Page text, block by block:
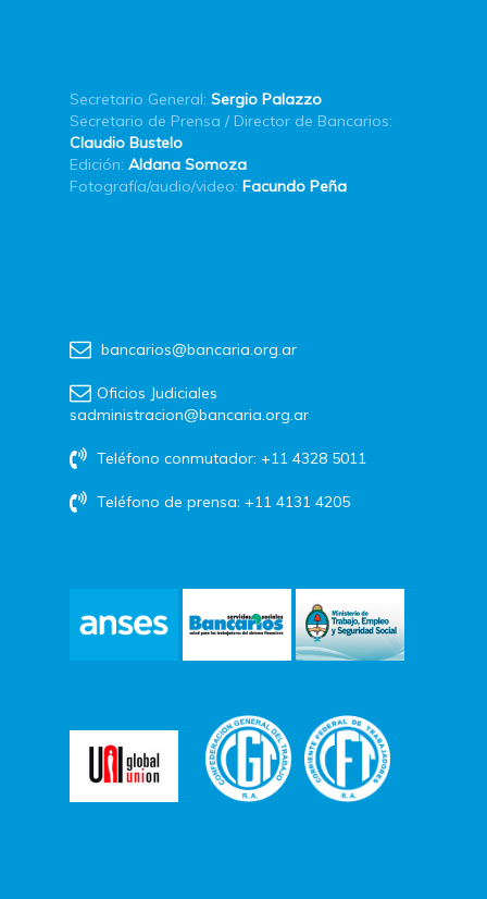
Secretario General: Sergio Palazzo
Secretario de Prensa / Director de Bancarios:
Claudio Bustelo
Edición: Aldana Somoza
Fotografía/audio/video: Facundo Peña
bancarios@bancaria.org.ar
Oficios Judiciales
sadministracion@bancaria.org.ar
Teléfono conmutador: +11 4328 5011
Teléfono de prensa: +11 4131 4205